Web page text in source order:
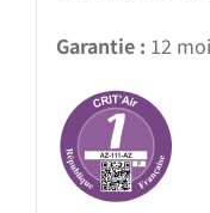
Garantie : 12